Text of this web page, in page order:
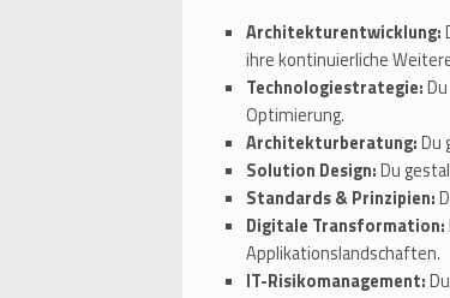
Architekturentwicklung:
ihre kontinuierliche
Technologiestrategie:
Optimierung.
Architekturberatung:Du
Solution Design:Du
Standards & Prinzipien:
Digitale Transformation:
Applikationslandschaften.
IT-Risikomanagement: